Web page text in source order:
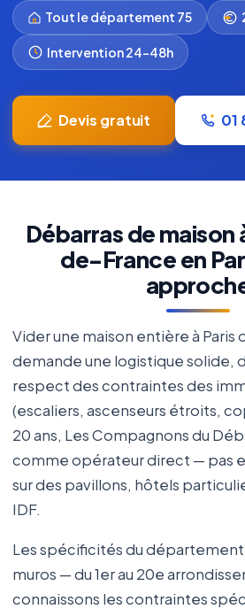
Tout le département 75
Intervention 24-48h
Devis gratuit 01
Débarras de maison
de-France en
Vider une maison entière à
demande une logistique solide,
respect des contraintes des
(escaliers, ascenseurs étroits,
20 ans, Les Compagnons du
comme opérateur direct — pas
sur des pavillons, hôtels
IDF.
Les spécificités du département
muros — du 1er au 20e
connaissons les contraintes